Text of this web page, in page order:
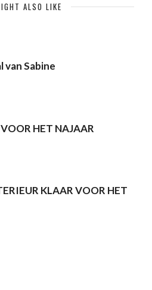
ALSO LIKE
van Sabine
HET NAJAAR
KLAAR VOOR HET